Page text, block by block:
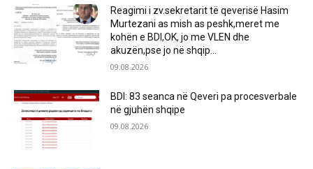
Reagimi i zv.sekretarit të qeverisë Hasim
Murtezani as mish as peshk,meret me
kohën e BDI,OK, jo me VLEN dhe
akuzën,pse jo në shqip...
09.08.2026
BDI: 83 seanca në Qeveri pa procesverbale
në gjuhën shqipe
09.08.2026